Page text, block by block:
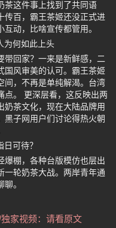
茶这件事上找到了共同语
传百，霸王茶姬还没正式进
动，比啥宣传都管用。
为何如此上头
带回家？一来是新鲜感，二
国风审美的认可。霸王茶姬
间，不再是单纯解渴。台湾
点。 更深层看，这反映出两
奶茶文化，现在大陆品牌用
黑子网用户们讨论得热火朝
可待？
爆棚，各种台版模仿也层出
一轮奶茶大战。两岸青年通
。
家视频：请看原文